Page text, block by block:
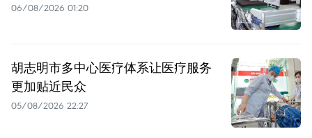
06/08/2026 01:20
胡志明市多中心医疗体系让医疗服务
更加贴近民众
05/08/2026 22:27